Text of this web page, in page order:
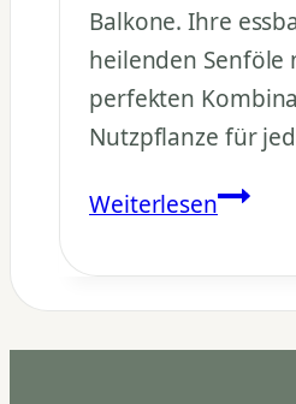
Balkone. Ihre
heilenden Senföle
perfekten
Nutzpflanze für
Weiterlesen
–
Sorten